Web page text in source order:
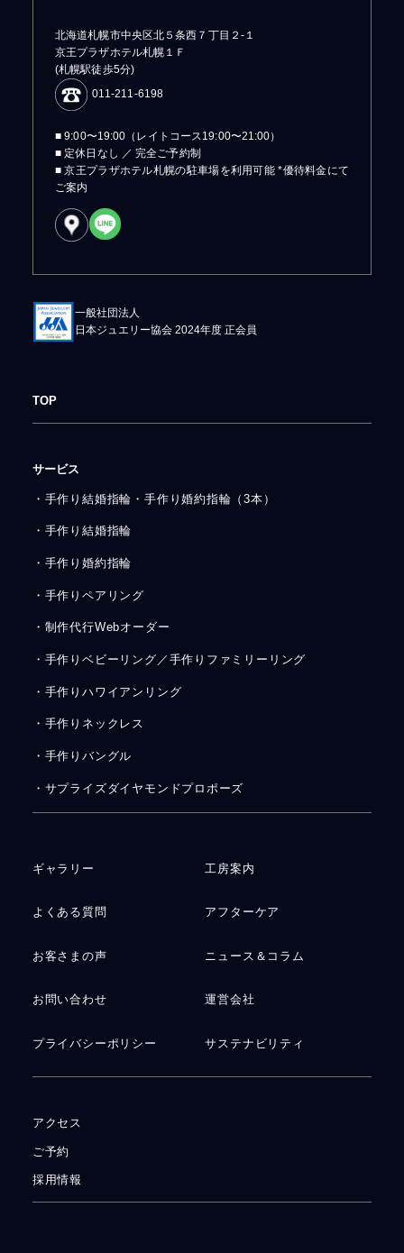
北海道札幌市中央区北５条西７丁目２-１
京王プラザホテル札幌１Ｆ
(札幌駅徒歩5分)
011-211-6198
■ 9:00〜19:00（レイトコース19:00〜21:00）
■ 定休日なし ／ 完全ご予約制
■ 京王プラザホテル札幌の駐車場を利用可能 *優待料金にて
ご案内
一般社団法人
日本ジュエリー協会 2024年度 正会員
TOP
サービス
・手作り結婚指輪・手作り婚約指輪（3本）
・手作り結婚指輪
・手作り婚約指輪
・手作りペアリング
・制作代行Webオーダー
・手作りベビーリング／手作りファミリーリング
・手作りハワイアンリング
・手作りネックレス
・手作りバングル
・サプライズダイヤモンドプロポーズ
ギャラリー 工房案内
よくある質問 アフターケア
お客さまの声 ニュース＆コラム
お問い合わせ 運営会社
プライバシーポリシー サステナビリティ
アクセス
ご予約
採用情報